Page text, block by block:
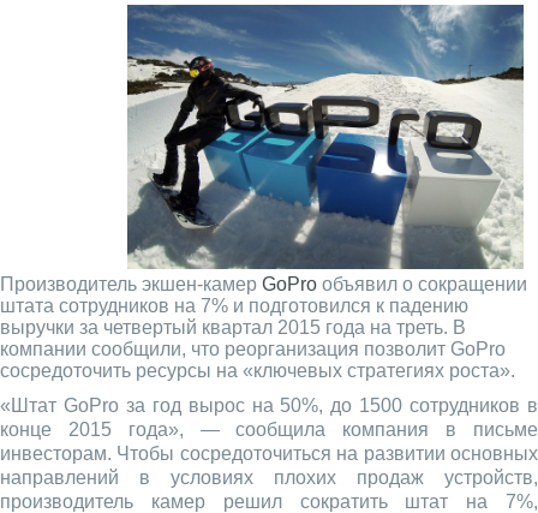
Производитель экшен-камер GoPro объявил о сокращении
штата сотрудников на 7% и подготовился к падению
выручки за четвертый квартал 2015 года на треть. В
компании сообщили, что реорганизация позволит GoPro
сосредоточить ресурсы на «ключевых стратегиях роста».
«Штат GoPro за год вырос на 50%, до 1500 сотрудников в
конце 2015 года», — сообщила компания в письме
инвесторам. Чтобы сосредоточиться на развитии основных
направлений в условиях плохих продаж устройств,
производитель камер решил сократить штат на 7%,